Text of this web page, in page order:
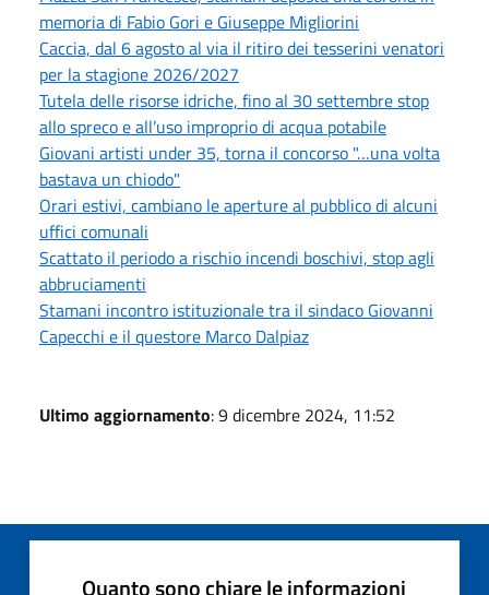
memoria di Fabio Gori e Giuseppe Migliorini
Caccia, dal 6 agosto al via il ritiro dei tesserini venatori
per la stagione 2026/2027
Tutela delle risorse idriche, fino al 30 settembre stop
allo spreco e all’uso improprio di acqua potabile
Giovani artisti under 35, torna il concorso "…una volta
bastava un chiodo"
Orari estivi, cambiano le aperture al pubblico di alcuni
uffici comunali
Scattato il periodo a rischio incendi boschivi, stop agli
abbruciamenti
Stamani incontro istituzionale tra il sindaco Giovanni
Capecchi e il questore Marco Dalpiaz
Ultimo aggiornamento: 9 dicembre 2024, 11:52
Quanto sono chiare le informazioni